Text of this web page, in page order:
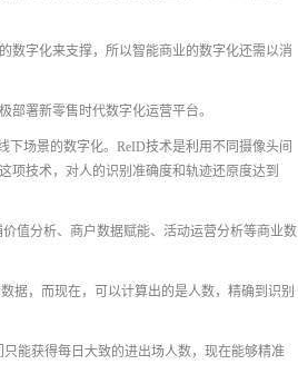
数字化来支撑，所以智能商业的数字化还需以消
署新零售时代数字化运营平台。
场景的数字化。ReID技术是利用不同摄像头间
项技术，对人的识别准确度和轨迹还原度达到
值分析、商户数据赋能、活动运营分析等商业数
据，而现在，可以计算出的是人数，精确到识别
能获得每日大致的进出场人数，现在能够精准